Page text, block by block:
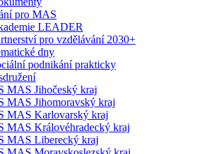
pro MAS
LEADER
pro vzdělávání 2030+
dny
podnikání prakticky
MAS Jihočeský kraj
MAS Jihomoravský kraj
MAS Karlovarský kraj
MAS Královéhradecký kraj
MAS Liberecký kraj